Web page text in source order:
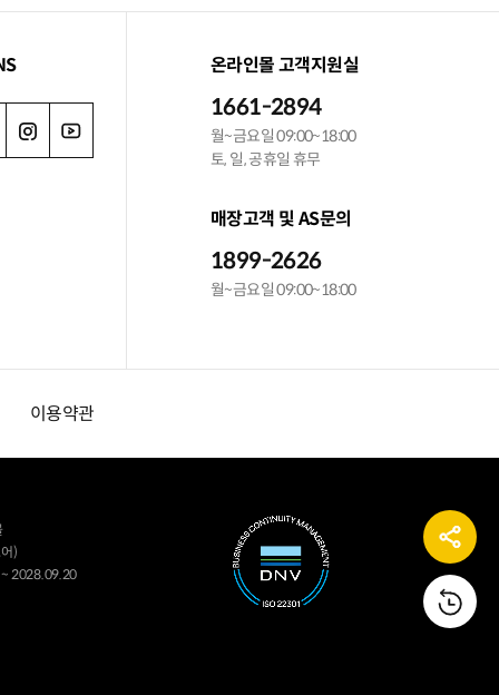
온라인몰 고객지원실
1661-2894
월~금요일 09:00~18:00
토, 일, 공휴일 휴무
매장고객 및 AS문의
1899-2626
월~금요일 09:00~18:00
이용약관
)
2028.09.20